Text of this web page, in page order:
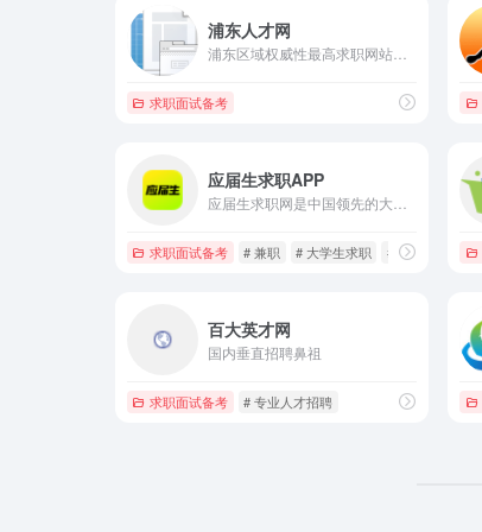
浦东人才网
求职面试备考
应届生求职APP
求职面试备考 # 兼职 # 大学生求职 # 实习招聘
百大英才网
国内垂直招聘鼻祖
求职面试备考 # 专业人才招聘